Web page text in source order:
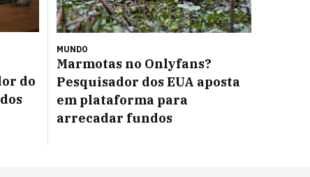
do
MUNDO
Marmotas no Onlyfans?
Pesquisador dos EUA aposta
em plataforma para
arrecadar fundos